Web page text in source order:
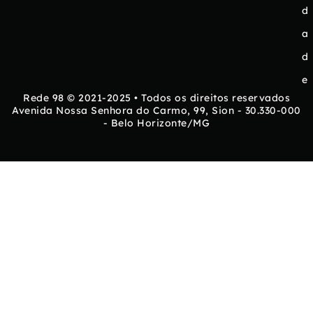
d
a
d
e
Rede 98 © 2021-2025 • Todos os direitos reservados
Avenida Nossa Senhora do Carmo, 99, Sion - 30.330-000
- Belo Horizonte/MG